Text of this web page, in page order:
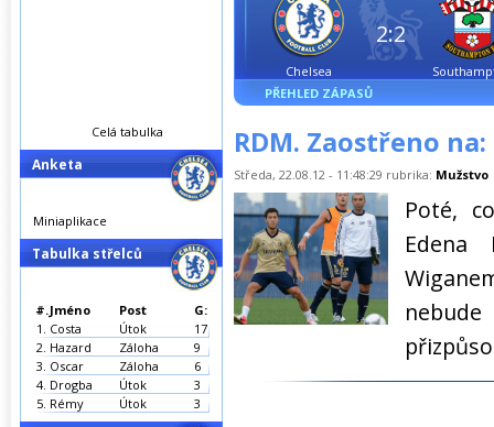
Chelsea
2:2
PŘEHLED ZÁPASŮ
RDM. Zaostřeno
Středa, 22.08.12 - 11:48:29 rubrika: Mužstvo
Poté,
Edena
Celá tabulka
Anketa
Miniaplikace
Tabulka střelců
#.Jméno Post
G:
1. Costa Útok
17
2. Hazard Záloha
9
3. Oscar Záloha
6
4. Drogba Útok
3
5. Rémy Útok 3